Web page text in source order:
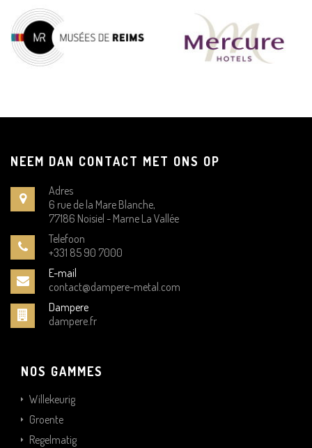
NEEM DAN CONTACT MET ONS OP
Adres
6 rue de la Mare Blanche,
77186 Noisiel - Marne La Vallée
Telefoon
+331 85 90 7000
E-mail
contact@dampere-metal.com
Dampere
dampere.fr
NOS GAMMES
Willekeurig
Groente
Regelmatig